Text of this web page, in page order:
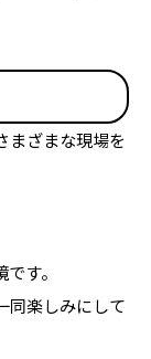
まざまな現場を
す。
同楽しみにして